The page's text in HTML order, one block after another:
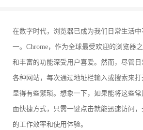
在数字时代，浏览器已成为我们日常生活
一。Chrome，作为全球最受欢迎的浏览器
和丰富的功能深受用户喜爱。然而，尽管日
各种网站，每次通过地址栏输入或搜索来
显得有些繁琐。想象一下，如果能将这些
面快捷方式，只需一键点击就能迅速访问，
的工作效率和使用体验。